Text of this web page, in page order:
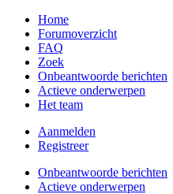
Home
Forumoverzicht
FAQ
Zoek
Onbeantwoorde berichten
Actieve onderwerpen
Het team
Aanmelden
Registreer
Onbeantwoorde berichten
Actieve onderwerpen